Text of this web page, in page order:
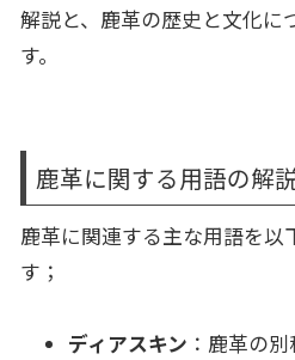
解説と、鹿革の歴史と文化に
す。
鹿革に関する用語の解
鹿革に関連する主な用語を以
す；
ディアスキン ：鹿革の